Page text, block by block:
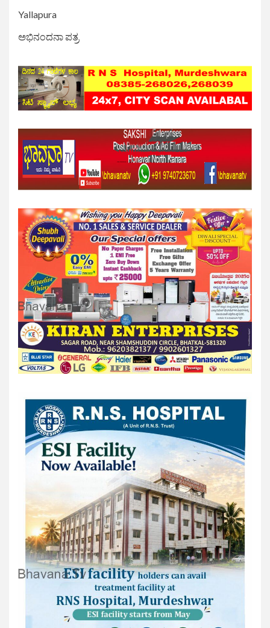
Yallapura
ಅಭಿನಂದನಾ ಪತ್ರ